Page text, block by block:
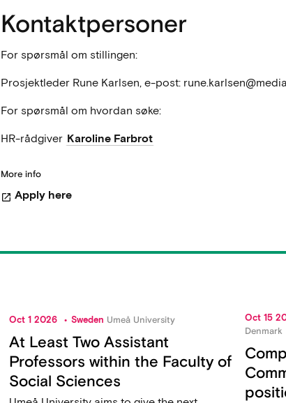
Kontaktpersoner
For spørsmål om stillingen:
Prosjektleder Rune Karlsen, e-post:
For spørsmål om hvordan søke:
HR-rådgiver Karoline Farbrot
More info
open_in_new Apply here
Oct 1 2026 Sweden Umeå University
At Least Two Assistant
Professors within the Faculty of
Social Sciences
Oct 15
Denmark